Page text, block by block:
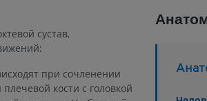
сустав,
при сочленении
кости с головкой